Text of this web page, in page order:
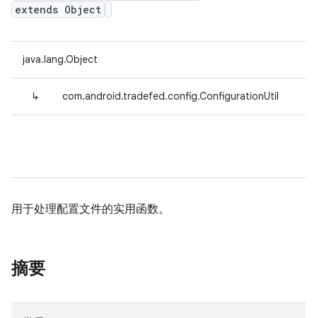
extends Object
java.lang.Object
↳ com.android.tradefed.config.ConfigurationUtil
用于处理配置文件的实用函数。
摘要